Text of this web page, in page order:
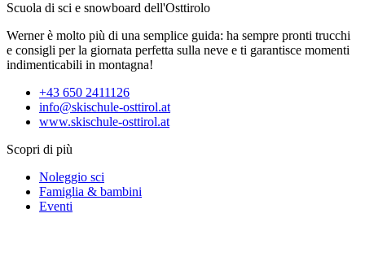
Scuola di sci e snowboard dell'Osttirolo
Werner è molto più di una semplice guida: ha sempre pronti trucchi
e consigli per la giornata perfetta sulla neve e ti garantisce momenti
indimenticabili in montagna!
+43 650 2411126
info@skischule-osttirol.at
www.skischule-osttirol.at
Scopri di più
Noleggio sci
Famiglia & bambini
Eventi